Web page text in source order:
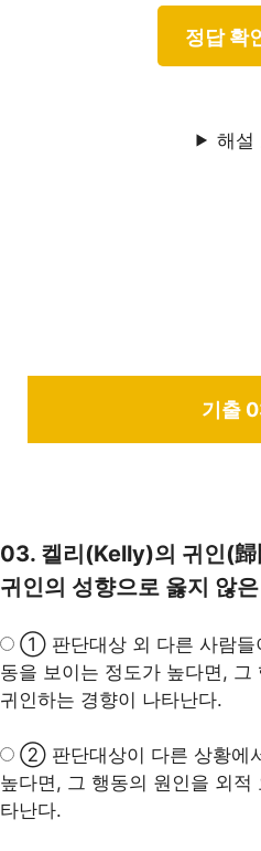
해설
기출
03. 켈리(Kelly)의 귀인(
귀인의 성향으로 옳지 않
① 판단대상 외 다른 사람들
동을 보이는 정도가 높다면, 그
귀인하는 경향이 나타난다.
② 판단대상이 다른 상황에
높다면, 그 행동의 원인을 외
타난다.